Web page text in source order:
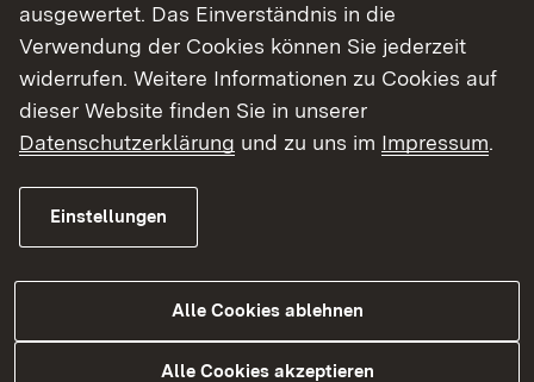
Europäische
Wasserrahmenrichtlinie
Mehr erfahren
ausgewertet. Das Einverständnis in die
Verwendung der Cookies können Sie jederzeit
widerrufen. Weitere Informationen zu Cookies auf
dieser Website finden Sie in unserer
Datenschutzerklärung und zu uns im Impressum.
Einstellungen
Alle Cookies ablehnen
Alle Cookies akzeptieren